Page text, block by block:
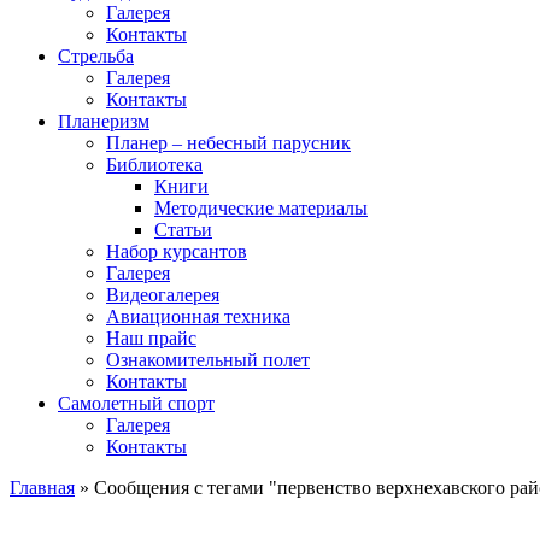
Галерея
Контакты
Стрельба
Галерея
Контакты
Планеризм
Планер – небесный парусник
Библиотека
Книги
Методические материалы
Статьи
Набор курсантов
Галерея
Видеогалерея
Авиационная техника
Наш прайс
Ознакомительный полет
Контакты
Самолетный спорт
Галерея
Контакты
Главная » Сообщения с тегами "первенство верхнехавского